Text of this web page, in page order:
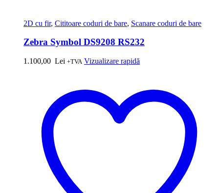
2D cu fir, Cititoare coduri de bare, Scanare coduri de bare
Zebra Symbol DS9208 RS232
1.100,00 Lei +TVA Vizualizare rapidă